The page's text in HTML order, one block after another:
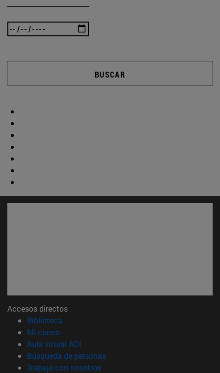
BUSCAR
Accesos directos
Biblioteca
Mi correo(abre en nueva ventana)
Aula virtual ADI
Búsqueda de personas(abre en nueva ventana)
Trabaja con nosotros(abre en nueva ventana)